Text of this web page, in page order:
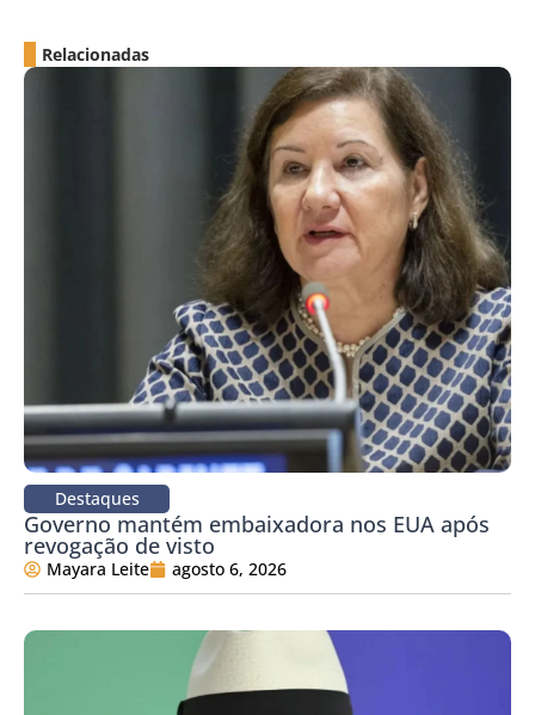
Relacionadas
Destaques
Governo mantém embaixadora nos EUA após
revogação de visto
Mayara Leite agosto 6, 2026